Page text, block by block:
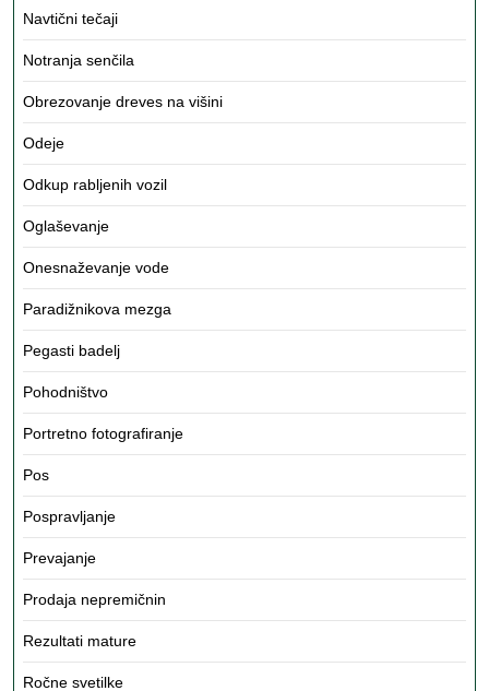
Navtični tečaji
Notranja senčila
Obrezovanje dreves na višini
Odeje
Odkup rabljenih vozil
Oglaševanje
Onesnaževanje vode
Paradižnikova mezga
Pegasti badelj
Pohodništvo
Portretno fotografiranje
Pos
Pospravljanje
Prevajanje
Prodaja nepremičnin
Rezultati mature
Ročne svetilke